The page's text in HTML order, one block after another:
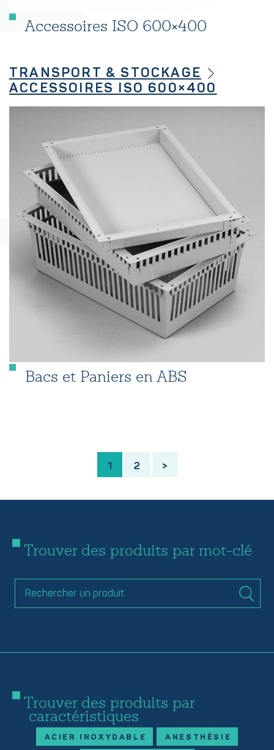
Accessoires ISO 600×400
TRANSPORT & STOCKAGE
ACCESSOIRES ISO 600×400
Bacs et Paniers en ABS
1 2 >
Trouver des produits par mot-clé
Trouver des produits par
caractéristiques
ACIER INOXYDABLE ANESTHÉSIE